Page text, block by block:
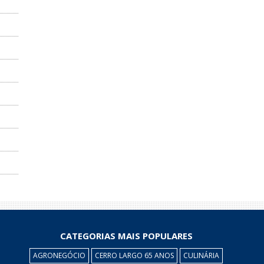
CATEGORIAS MAIS POPULARES
AGRONEGÓCIO CERRO LARGO 65 ANOS CULINÁRIA